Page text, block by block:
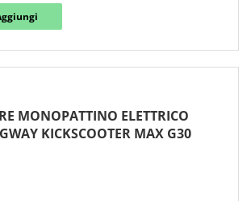
MONOPATTINO ELETTRICO
KICKSCOOTER MAX G30